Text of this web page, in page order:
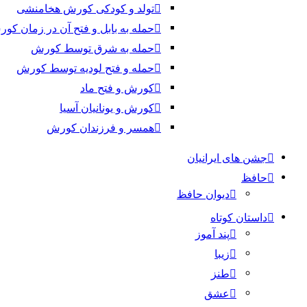
تولد و کودکی کورش هخامنشی
حمله به بابل و فتح آن در زمان
حمله به شرق توسط کورش
حمله و فتح لودیه توسط کورش
کورش و فتح ماد
کورش و یونانیان آسیا
همسر و فرزندان کورش
جشن های ایرانیان
حافظ
دیوان حافظ
داستان کوتاه
پند آموز
زیبا
طنز
عشق